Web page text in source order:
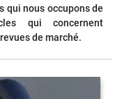
qui nous occupons de
qui concernent
de marché.